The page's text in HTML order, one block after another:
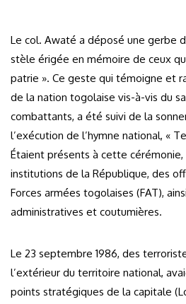
Le col. Awaté a déposé une gerbe
stèle érigée en mémoire de ceux
patrie ». Ce geste qui témoigne et
de la nation togolaise vis-à-vis du
combattants, a été suivi de la
l’exécution de l’hymne national, «
Étaient présents à cette
institutions de la République, des
Forces armées togolaises (FAT),
administratives et coutumières.
Le 23 septembre 1986, des
l’extérieur du territoire national,
points stratégiques de la capitale